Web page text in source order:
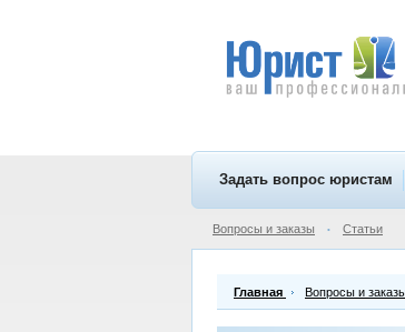
Задать вопрос юристам
Вопросы и заказы • Статьи
Главная Вопросы и